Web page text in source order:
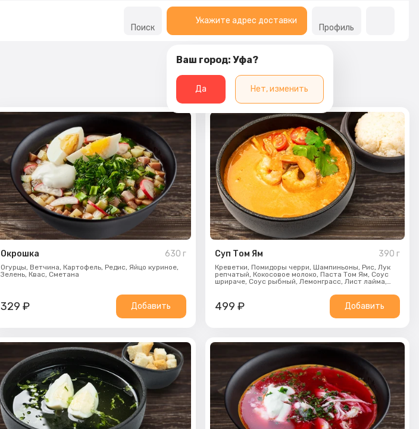
Поиск
Укажите адрес доставки
Ваш город: Уфа?
Да Нет, изменить
Профиль
Окрошка 630 г
Огурцы,Ветчина,Картофель,Редис, Яйцо куриное,
Зелень,Квас,Сметана
329₽ Добавить
Суп Том Ям 390 г
Креветки, Помидоры черри, Шампиньоны, Рис, Лук
репчатый, Кокосовое молоко, Паста Том Ям, Соус
шрираче, Соус рыбный, Лемонграсс, Лист лайма,
499 ₽ Добавить